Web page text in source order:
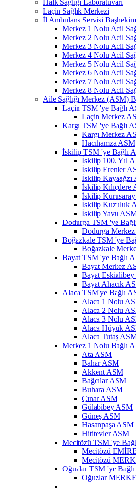
Halk Sağlığı Laboratuvarı
Laçin Sağlık Merkezi
İl Ambulans Servisi
Merkez 1 Nolu Acil
Merkez 2 Nolu Acil
Merkez 3 Nolu Acil
Merkez 4 Nolu Acil
Merkez 5 Nolu Acil
Merkez 6 Nolu Acil
Merkez 7 Nolu Acil
Merkez 8 Nolu Acil
Aile Sağlığı Merkez (ASM)
Laçin TSM 'ye Bağlı
Laçin Merkez
Kargı TSM 'ye Bağlı
Kargı Merkez
Hacıhamza ASM
İskilip TSM 'ye Bağlı
İskilip 100. Yıl
İskilip Erenler
İskilip Kayaağzı
İskilip Kılıçdere
İskilip
İskilip Kuzuluk
İskilip Yavu
Dodurga TSM 'ye
Dodurga
Boğazkale TSM 'ye
Boğazkale
Bayat TSM 'ye Bağlı
Bayat Merkez
Bayat
Bayat Ahacık
Alaca TSM'ye Bağlı
Alaca 1 Nolu
Alaca 2 Nolu
Alaca 3 Nolu
Alaca Hüyük
Alaca Tutaş
Merkez 1 Nolu Bağlı
Ata ASM
Bahar ASM
Akkent ASM
Bağcılar ASM
Buhara ASM
Çınar ASM
Gülabibey ASM
Güneş ASM
Hasanpaşa ASM
Hititevler ASM
Mecitözü TSM 'ye
Mecitözü
Mecitözü
Oğuzlar TSM 'ye
Oğuzlar